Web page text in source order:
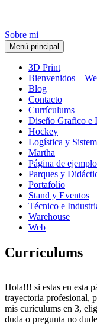
VIACTIB
Sobre mi
Menú principal
3D Print
Bienvenidos –
Blog
Contacto
Currículums
Diseño Grafico e
Hockey
Logística y
Martha
Página de ejemplo
Parques y
Portafolio
Stand y Eventos
Técnico e
Warehouse
Web
Currículums
Hola!!! si estas en esta
trayectoria profesional,
mis curículums en 3,
duda o pregunta no